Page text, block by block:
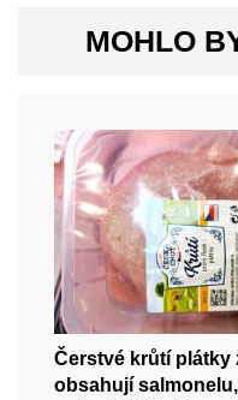
MOHLO
Čerstvé krůtí plátky
obsahují